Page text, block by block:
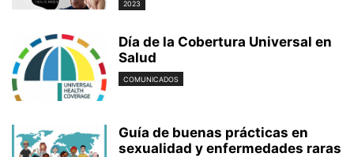
2023
Día de la Cobertura Universal en
Salud
COMUNICADOS
Guía de buenas prácticas en
sexualidad y enfermedades raras